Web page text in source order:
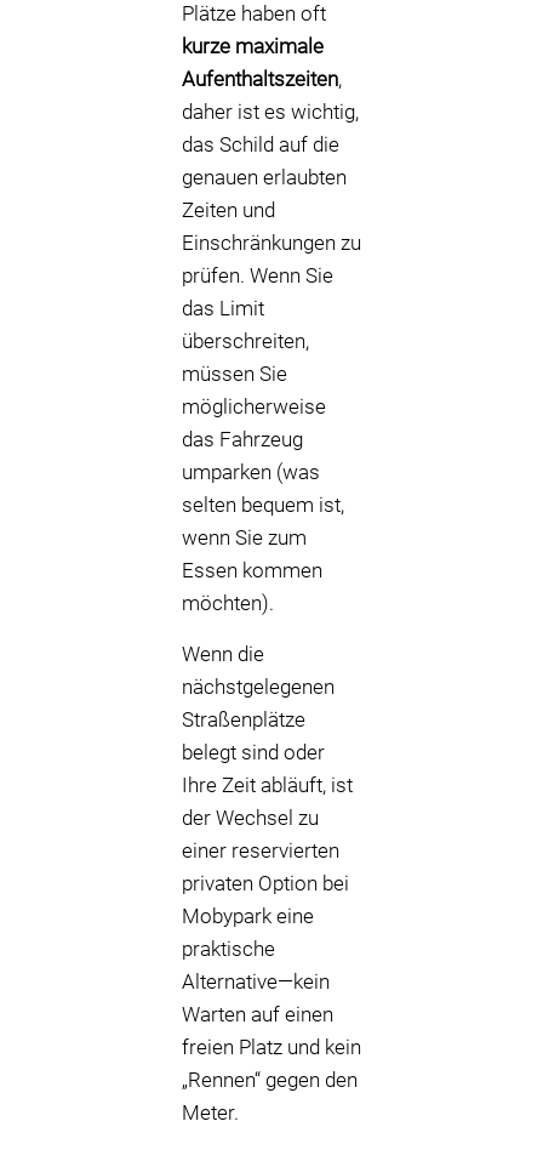
Plätze haben oft
kurze maximale
Aufenthaltszeiten,
daher ist es wichtig,
das Schild auf die
genauen erlaubten
Zeiten und
Einschränkungen zu
prüfen. Wenn Sie
das Limit
überschreiten,
müssen Sie
möglicherweise
das Fahrzeug
umparken (was
selten bequem ist,
wenn Sie zum
Essen kommen
möchten).
Wenn die
nächstgelegenen
Straßenplätze
belegt sind oder
Ihre Zeit abläuft, ist
der Wechsel zu
einer reservierten
privaten Option bei
Mobypark eine
praktische
Alternative—kein
Warten auf einen
freien Platz und kein
„Rennen“ gegen den
Meter.